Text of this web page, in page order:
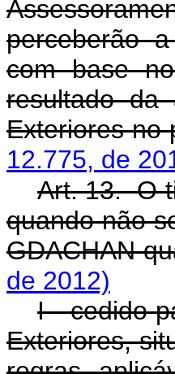
perceberão
com base
resultado da
Exteriores
12.775, de
Art. 13. O
quando não
GDACHAN
de 2012)
I - cedido
Exteriores,